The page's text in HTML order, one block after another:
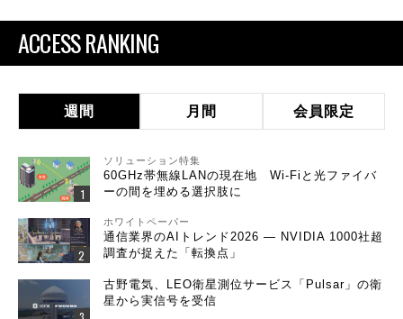
ACCESS RANKING
週間 月間 会員限定
ソリューション特集
60GHz帯無線LANの現在地 Wi-Fiと光ファイバ
ーの間を埋める選択肢に
ホワイトペーパー
通信業界のAIトレンド2026 ― NVIDIA 1000社超
調査が捉えた「転換点」
古野電気、LEO衛星測位サービス「Pulsar」の衛
星から実信号を受信